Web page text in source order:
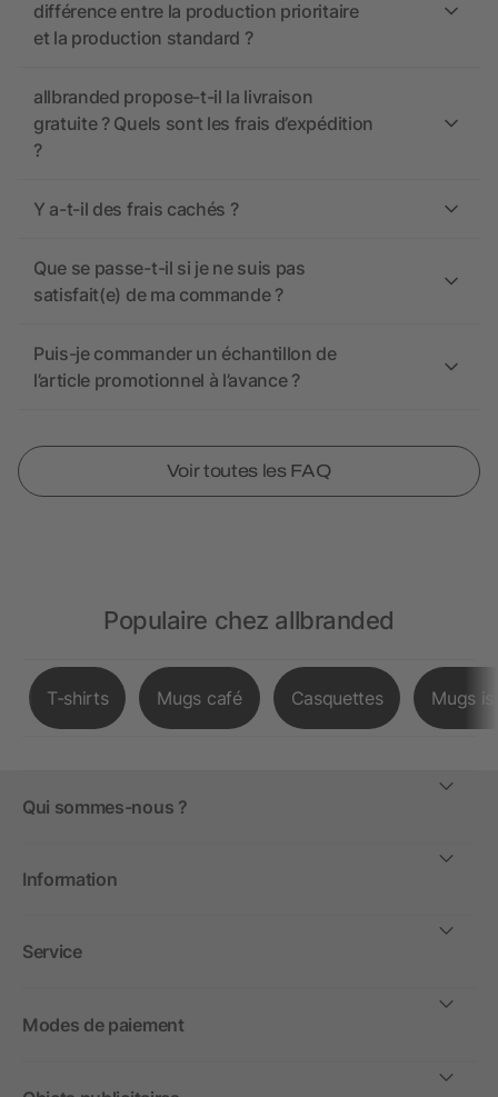
différence entre la production prioritaire
et la production standard ?
allbranded propose-t-il la livraison
gratuite ? Quels sont les frais d’expédition
?
Y a-t-il des frais cachés ?
Que se passe-t-il si je ne suis pas
satisfait(e) de ma commande ?
Puis-je commander un échantillon de
l’article promotionnel à l’avance ?
Voir toutes les FAQ
Populaire chez allbranded
T-shirts Mugs café Casquettes Mugs
Qui sommes-nous ?
Information
Service
Modes de paiement